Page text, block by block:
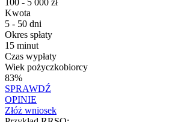
Kwota
5 - 50 dni
Okres spłaty
15 minut
Czas wypłaty
Wiek pożyczkobiorcy
83%
SPRAWDŹ
OPINIE
Złóż wniosek